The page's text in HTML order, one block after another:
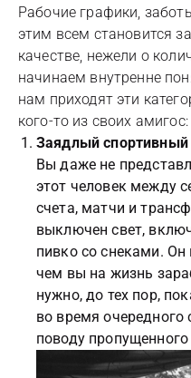
Рабочие графики,
этим всем становится
качестве, нежели о
начинаем внутренне
нам приходят эти
кого-то из своих амигос:
Заядлый
Вы даже не
этот человек между
счета, матчи и
выключен свет,
пивко со снеками. Он
чем вы на жизнь
нужно, до тех пор,
во время очередного
поводу